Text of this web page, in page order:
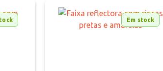
Em stock